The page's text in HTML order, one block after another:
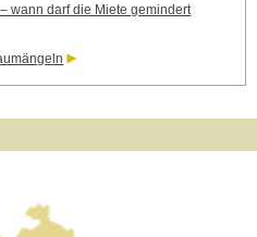
wann darf die Miete gemindert